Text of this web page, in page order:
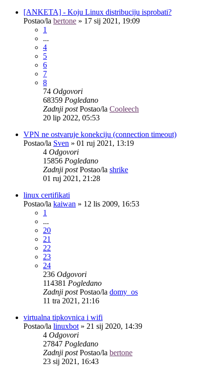
[ANKETA] - Koju Linux distribuciju isprobati?
Postao/la bertone » 17 sij 2021, 19:09
1
...
4
5
6
7
8
74 Odgovori
68359 Pogledano
Zadnji postPostao/la Cooleech
20 lip 2022, 05:53
VPN ne ostvaruje konekciju (connection timeout)
Postao/la Sven » 01 ruj 2021, 13:19
4 Odgovori
15856 Pogledano
Zadnji postPostao/la shrike
01 ruj 2021, 21:28
linux certifikati
Postao/la kaiwan » 12 lis 2009, 16:53
1
...
20
21
22
23
24
236 Odgovori
114381 Pogledano
Zadnji postPostao/la domy_os
11 tra 2021, 21:16
virtualna tipkovnica i wifi
Postao/la linuxbot » 21 sij 2020, 14:39
4 Odgovori
27847 Pogledano
Zadnji postPostao/la bertone
23 sij 2021, 16:43